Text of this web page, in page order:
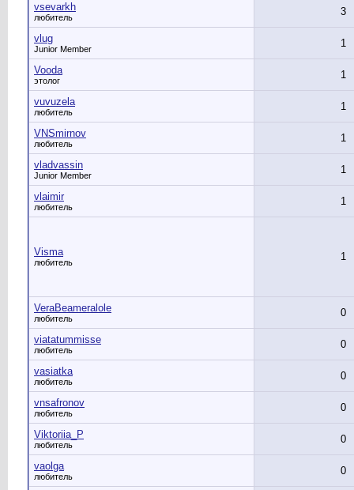
vsevarkh
любитель 3
vlug
Junior Member 1
Vooda
этолог 1
vuvuzela
любитель 1
VNSmirnov
любитель 1
vladvassin
Junior Member 1
vlaimir
любитель 1
Visma
любитель 1
VeraBeameralole
любитель 0
viatatummisse
любитель 0
vasiatka
любитель 0
vnsafronov
любитель 0
Viktoriia_P
любитель 0
vaolga
любитель 0